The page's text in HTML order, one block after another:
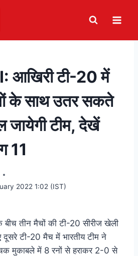
आखिरी टी-20 में
के साथ उतर सकते
जायेगी टीम, देखें
11
2022 1:02 (IST)
तीन मैचों की टी-20 सीरीज खेली
टी-20 मैच में भारतीय टीम ने
मुकाबले में 8 रनों से हराकर 2-0 से